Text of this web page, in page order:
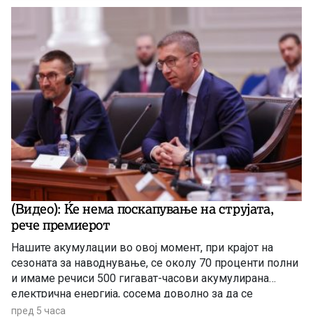
(Видео): Ќе нема поскапување на струјата,
рече премиерот
Нашите акумулации во овој момент, при крајот на
сезоната за наводнување, се околу 70 проценти полни
и имаме речиси 500 гигават-часови акумулирана
електрична енергија, сосема доволно за да се
чувствуваме безбедни, комотни и да немаме
пред 5 часа